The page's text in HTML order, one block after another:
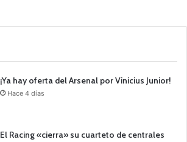
¡Ya hay oferta del Arsenal por Vinicius Junior!
Hace 4 días
El Racing «cierra» su cuarteto de centrales